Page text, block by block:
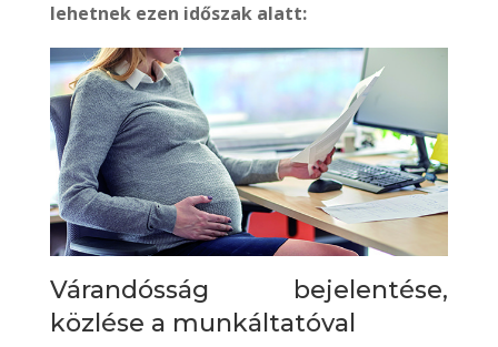
lehetnek ezen időszak alatt:
Várandósság bejelentése,
közlése a munkáltatóval